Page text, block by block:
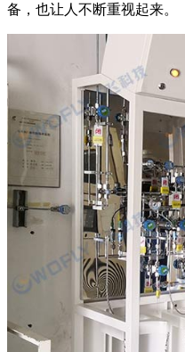
备，也让人不断重视起来。